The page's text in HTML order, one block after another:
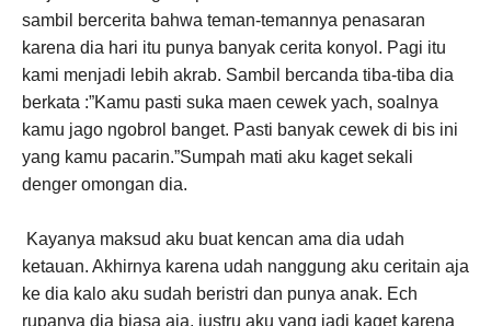
sambil bercerita bahwa teman-temannya penasaran
karena dia hari itu punya banyak cerita konyol. Pagi itu
kami menjadi lebih akrab. Sambil bercanda tiba-tiba dia
berkata :”Kamu pasti suka maen cewek yach, soalnya
kamu jago ngobrol banget. Pasti banyak cewek di bis ini
yang kamu pacarin.”Sumpah mati aku kaget sekali
denger omongan dia.
Kayanya maksud aku buat kencan ama dia udah
ketauan. Akhirnya karena udah nanggung aku ceritain aja
ke dia kalo aku sudah beristri dan punya anak. Ech
rupanya dia biasa aja, justru aku yang jadi kaget karena